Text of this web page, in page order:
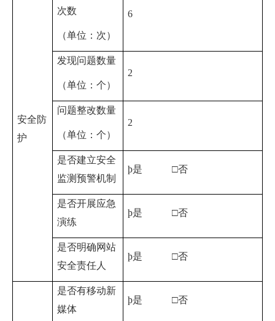
安全防
护
次数
（单位：次）
6
发现问题数量
（单位：个）
2
问题整改数量
（单位：个）
2
是否建立安全
监测预警机制
þ是 □否
是否开展应急
演练
þ是 □否
是否明确网站
安全责任人
þ是 □否
是否有移动新
媒体
þ是 □否